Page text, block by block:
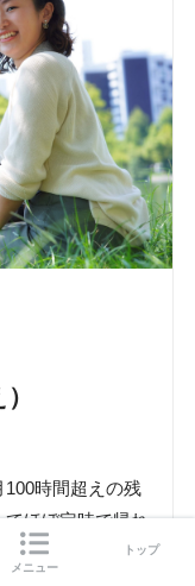
時間超えの残
ほぼ定時で帰れ
す
メニュー
トップ